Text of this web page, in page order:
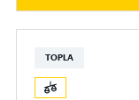
TOPLA